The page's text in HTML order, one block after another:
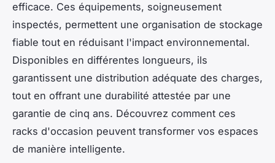
efficace. Ces équipements, soigneusement
inspectés, permettent une organisation de stockage
fiable tout en réduisant l'impact environnemental.
Disponibles en différentes longueurs, ils
garantissent une distribution adéquate des charges,
tout en offrant une durabilité attestée par une
garantie de cinq ans. Découvrez comment ces
racks d'occasion peuvent transformer vos espaces
de manière intelligente.